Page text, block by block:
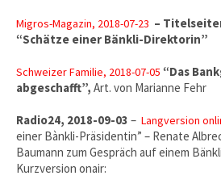
Migros-Magazin, 2018-07-23 –
“Schätze einer Bänkli-Direktorin”
Schweizer Familie, 2018-07-05 “Das
abgeschafft”, Art. von Marianne Fehr
Radio24, 2018-09-03 –Langversion
einer Bànkli-Präsidentin” – Renate
Baumann zum Gespräch auf einem Bänkli
Kurzversion onair: